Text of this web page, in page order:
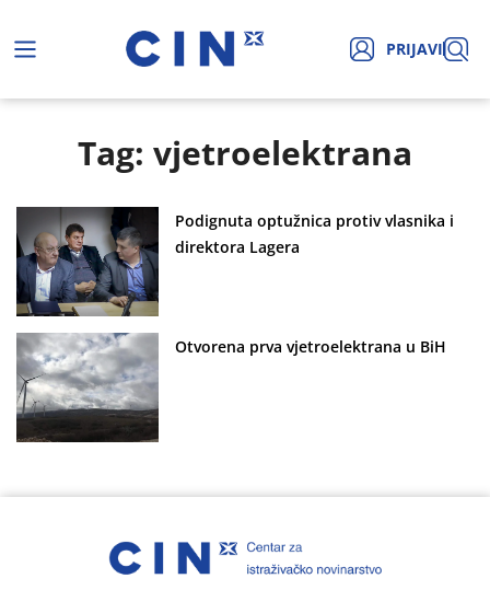
PRIJAVI
Tag: vjetroelektrana
Podignuta optužnica protiv vlasnika i
direktora Lagera
Otvorena prva vjetroelektrana u BiH